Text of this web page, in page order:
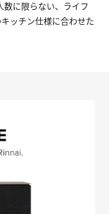
数に限らない、ライフ
ッチン仕様に合わせた